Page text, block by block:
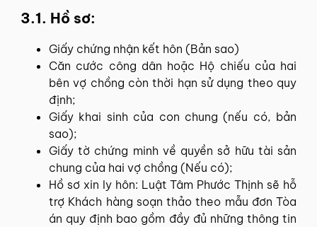
3.1. Hồ sơ:
Giấy chứng nhận kết hôn (Bản sao)
Căn cước công dân hoặc Hộ chiếu của hai
bên vợ chồng còn thời hạn sử dụng theo quy
định;
Giấy khai sinh của con chung (nếu có, bản
sao);
Giấy tờ chứng minh về quyền sở hữu tài sản
chung của hai vợ chồng (Nếu có);
Hồ sơ xin ly hôn: Luật Tâm Phước Thịnh sẽ hỗ
trợ Khách hàng soạn thảo theo mẫu đơn Tòa
án quy định bao gồm đầy đủ những thông tin